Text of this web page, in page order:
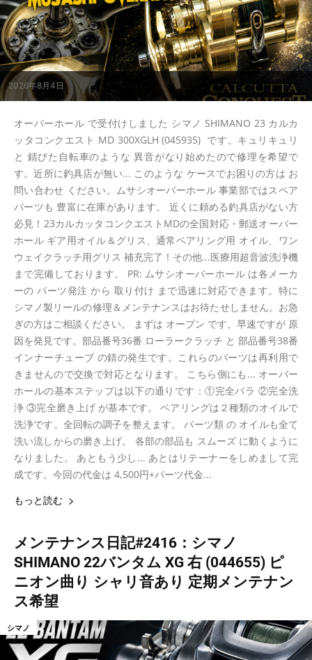
2026年8月4日
オーバーホール で受付けしました シマノ SHIMANO 23 カルカ
ッタコンクエスト MD 300XGLH (045935) です。キュリキュリ
と 錆びた自転車のような 異音がなり始めたので修理を希望で
す。近所に釣具店が無い... このような ケースでお困りの方は お
問い合わせ ください。ムサシオーバーホール 事業部ではスペア
パーツも 豊富に在庫があります。 近くに頼める釣具店がない方
必見！23カルカッタコンクエストMDの全国対応・郵送オーバー
ホール ギア用オイル＆グリス、通常ベアリング用 オイル、ワン
ウェイクラッチ用グリス 補充完了！その他...医療用超音波洗浄機
まで完備しております。 PR: ムサシオーバーホール は各メーカ
ーの パーツ発注 から 取り付け まで迅速に対応できます。特に
シマノ製リールの修理＆メンテナンスはお待たせしません。お急
ぎの方はご相談ください。 まずは オープン です。早速ですが 原
因を発見です。部品番号36番 ローラークラッチ と 部品番号38番
インナーチューブ の錆の発生です。これらのパーツは再利用で
きませんので交換で対応となります。 こちら側にも... オーバー
ホールの基本ステップは以下の通りです：①完全バラ ②完全洗
浄 ③完全磨き上げ が基本です。 ベアリングは２種類のオイルで
洗浄です。全回転の調子を整えます。 パーツ類 の オイルも全て
洗い流しからの磨き上げ。 各部の部品も スムーズ に動くように
なりました。 あともう少し... あとはリテーナーをしめまして完
成です。今回の代金は 4,500円+パーツ代金...
もっと読む
メンテナンス日記#2416：シマノ
SHIMANO 22バンタム XG 右 (044655) ピ
ニオン曲り シャリ音あり 定期メンテナン
ス希望
シマノ